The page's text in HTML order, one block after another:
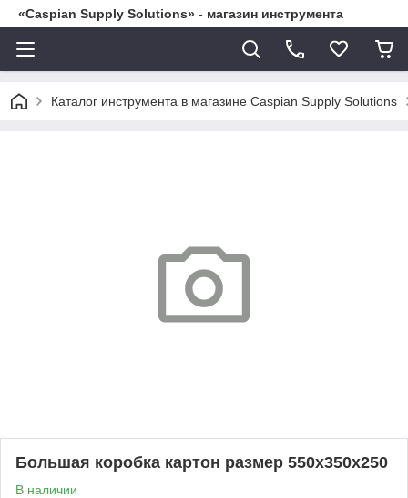
«Caspian Supply Solutions» - магазин инструмента
Каталог инструмента в магазине Caspian Supply Solutions
Большая коробка картон размер 550х350х250
В наличии